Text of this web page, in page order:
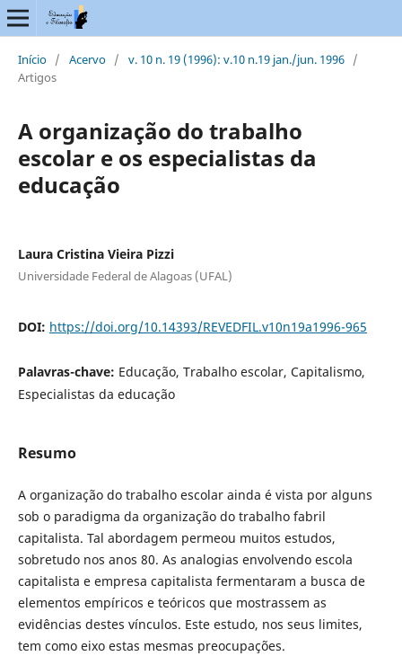
Início / Acervo / v. 10 n. 19 (1996): v.10 n.19 jan./jun. 1996 /
Artigos
A organização do trabalho
escolar e os especialistas da
educação
Laura Cristina Vieira Pizzi
Universidade Federal de Alagoas (UFAL)
DOI: https://doi.org/10.14393/REVEDFIL.v10n19a1996-965
Palavras-chave: Educação, Trabalho escolar, Capitalismo,
Especialistas da educação
Resumo
A organização do trabalho escolar ainda é vista por alguns
sob o paradigma da organização do trabalho fabril
capitalista. Tal abordagem permeou muitos estudos,
sobretudo nos anos 80. As analogias envolvendo escola
capitalista e empresa capitalista fermentaram a busca de
elementos empíricos e teóricos que mostrassem as
evidências destes vínculos. Este estudo, nos seus limites,
tem como eixo estas mesmas preocupações.